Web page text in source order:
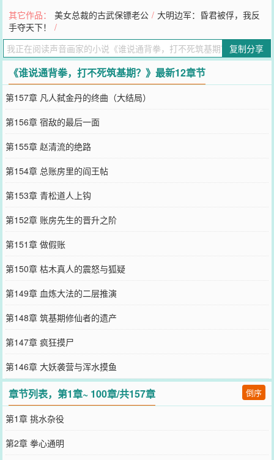
腰，从不还嘴。只有他自己知道，那本破旧账簿的左页记着柴米油
盐，右页记着一笔笔血债。十年通背拳，拳拳打在空气里。直到那一
夜，亡父遗物中的古玉染血，拳心通明，他忽然看清了这修仙界的真
相：那些御剑飞行的仙人，周身缠绕的灵气丝线，并非无懈可击。而
他的通背拳，拳劲震颤之处，恰恰能洞穿那些护盾！三拳可破炼气护
体，十拳能碎筑基灵光。但陈通合上账簿，做了一个违背祖宗的决
定：先不打。打死一个炼气期会引来执事，打死一个筑基期会引来金
丹长老。在他能一拳把化神期脑浆打匀之前，最好还是继续挑水、扫
地、赔笑脸。于是修仙界多了一个幽灵：某个外门执事离奇失踪，凶
手不明——陈通当时在丹房烧火。某个魔道筑基被人一拳震碎丹田，
死状凄惨——陈通正在山下集市卖糖葫芦。所有人都说修仙界出了个
来无影去无踪的武道煞星，只有陈通知道，他只是个记账的。“谁说通
背拳打不死筑基期？”“能打。但没必要。”“除非……你非逼我出拳。”
您要是觉得《谁说通背拳，打不死筑基期？
向您QQ群和微博微信里的朋友推荐哦！
其它作品： 美女总裁的古武保镖老公 / 大明边军：昏君被俘，我反
手夺天下！
/
复制分享
《谁说通背拳，打不死筑基期？》最新12章节
第157章 凡人弑金丹的终曲（大结局）
第156章 宿敌的最后一面
第155章 赵清流的绝路
第154章 总账房里的阎王帖
第153章 青松道人上钩
第152章 账房先生的晋升之阶
第151章 做假账
第150章 枯木真人的震怒与狐疑
第149章 血炼大法的二层推演
第148章 筑基期修仙者的遗产
第147章 疯狂摸尸
第146章 大妖袭营与浑水摸鱼
章节列表，第1章~ 100章/共157章 倒序
第1章 挑水杂役
第2章 拳心通明